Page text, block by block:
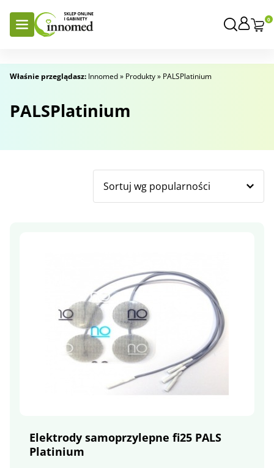
0
Właśnie przeglądasz: Innomed» Produkty» PALSPlatinium
PALSPlatinium
Elektrody samoprzylepne fi25 PALS
Platinium